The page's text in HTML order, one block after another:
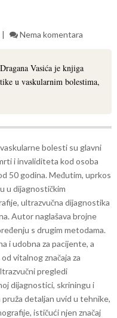
Nema komentara
Vasića je knjiga
u vaskularnim bolestima,
bolesti su glavni
i invaliditeta kod osoba
50 godina. Međutim, uprkos
u dijagnostičkim
ultrazvučna dijagnostika
Autor naglašava brojne
s drugim metodama.
i udobna za pacijente, a
vitalnog značaja za
pregledi
dijagnostici, skriningu i
detaljan uvid u tehnike,
ističući njen značaj